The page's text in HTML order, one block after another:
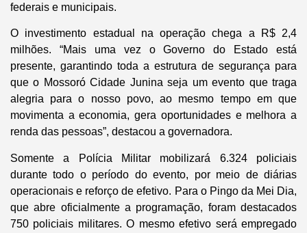
federais e municipais.
O investimento estadual na operação chega a R$ 2,4
milhões. “Mais uma vez o Governo do Estado está
presente, garantindo toda a estrutura de segurança para
que o Mossoró Cidade Junina seja um evento que traga
alegria para o nosso povo, ao mesmo tempo em que
movimenta a economia, gera oportunidades e melhora a
renda das pessoas”, destacou a governadora.
Somente a Polícia Militar mobilizará 6.324 policiais
durante todo o período do evento, por meio de diárias
operacionais e reforço de efetivo. Para o Pingo da Mei Dia,
que abre oficialmente a programação, foram destacados
750 policiais militares. O mesmo efetivo será empregado